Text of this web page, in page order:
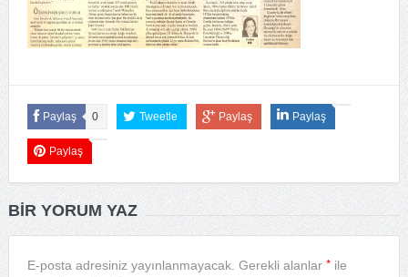
Paylaş 0 Tweetle Paylaş Paylaş
Paylaş
BIR YORUM YAZ
E-posta adresiniz yayınlanmayacak. Gerekli alanlar *ile